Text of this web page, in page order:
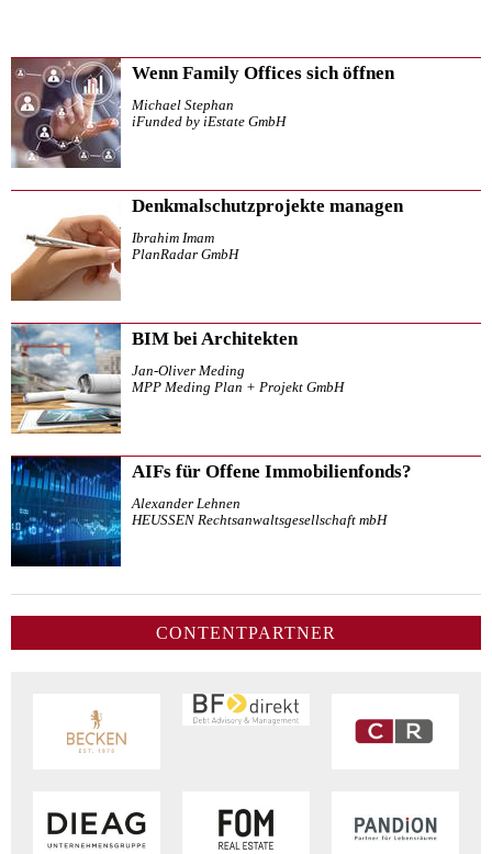
Wenn Family Offices sich öffnen
Michael Stephan
iFunded by iEstate GmbH
Denkmalschutzprojekte managen
Ibrahim Imam
PlanRadar GmbH
BIM bei Architekten
Jan-Oliver Meding
MPP Meding Plan + Projekt GmbH
AIFs für Offene Immobilienfonds?
Alexander Lehnen
HEUSSEN Rechtsanwaltsgesellschaft mbH
CONTENTPARTNER